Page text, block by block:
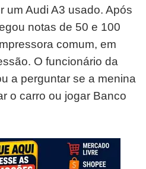
um Audi A3 usado. Após
notas de 50 e 100
comum, em
O funcionário da
a perguntar se a menina
o carro ou jogar Banco